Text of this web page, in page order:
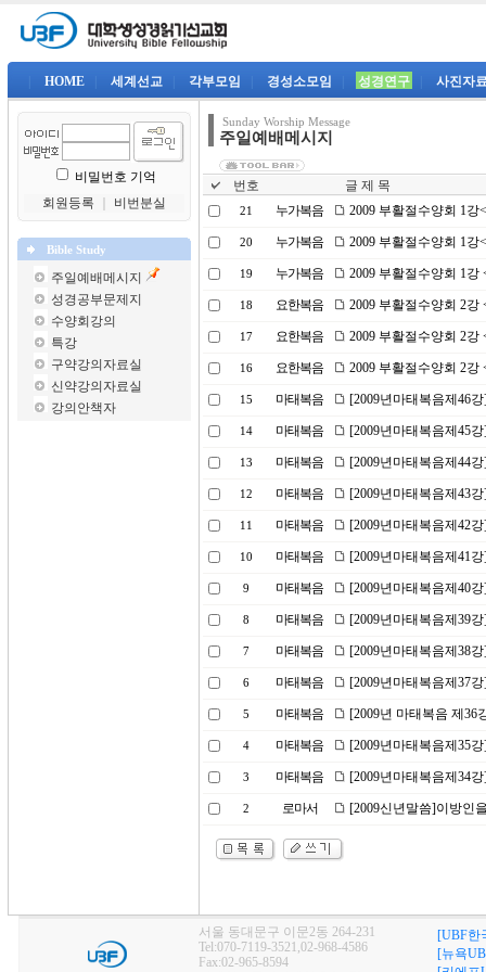
HOME 세계선교 각부모임 경성소모임 성경연구 사진자
비밀번호 기억
회원등록
비번분실
Bible Study
주일예배메시지
성경공부문제지
수양회강의
특강
구약강의자료실
신약강의자료실
강의안책자
Sunday Worship Message
주일예배메시지
번호 글 제 목
21 누가복음 2009 부활절수양회 1
20 누가복음 2009 부활절수양회 1
19 누가복음 2009 부활절수양회 1
18 요한복음 2009 부활절수양회 2
17 요한복음 2009 부활절수양회 2
16 요한복음 2009 부활절수양회 2
15 마태복음 [2009년마태복음제46
14 마태복음 [2009년마태복음제45
13 마태복음 [2009년마태복음제44
12 마태복음 [2009년마태복음제43
11 마태복음 [2009년마태복음제42
10 마태복음 [2009년마태복음제41
9 마태복음 [2009년마태복음제40
8 마태복음 [2009년마태복음제39
7 마태복음 [2009년마태복음제38
6 마태복음 [2009년마태복음제37
5 마태복음 [2009년 마태복음 제36
4 마태복음 [2009년마태복음제35
3 마태복음 [2009년마태복음제34
2 로마서 [2009신년말씀]이방인
서울 동대문구 이문2동 264-231
Tel:070-7119-3521,02-968-4586
Fax:02-965-8594
[UBF한
[뉴욕